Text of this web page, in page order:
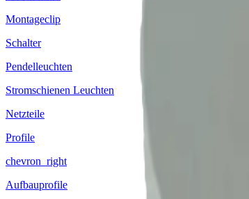
Montageclip
Schalter
Pendelleuchten
Stromschienen Leuchten
Netzteile
Profile
chevron_right
Aufbauprofile